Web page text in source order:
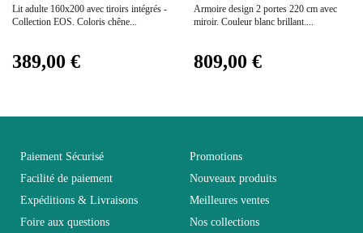
Empilable Non Empilable
Entretien
Facile d'entretien avec
Garantie 2 ans
Hauteur 90
Lit adulte 160x200 avec tiroirs intégrés -
Collection EOS. Coloris chêne...
389,00 €
Armoire design 2 portes 220 cm avec
miroir. Couleur blanc brillant....
809,00 €
Paiement Sécurisé
Facilité de paiement
Expéditions & Livraisons
Foire aux questions
Promotions
Nouveaux produits
Meilleures ventes
Nos collections